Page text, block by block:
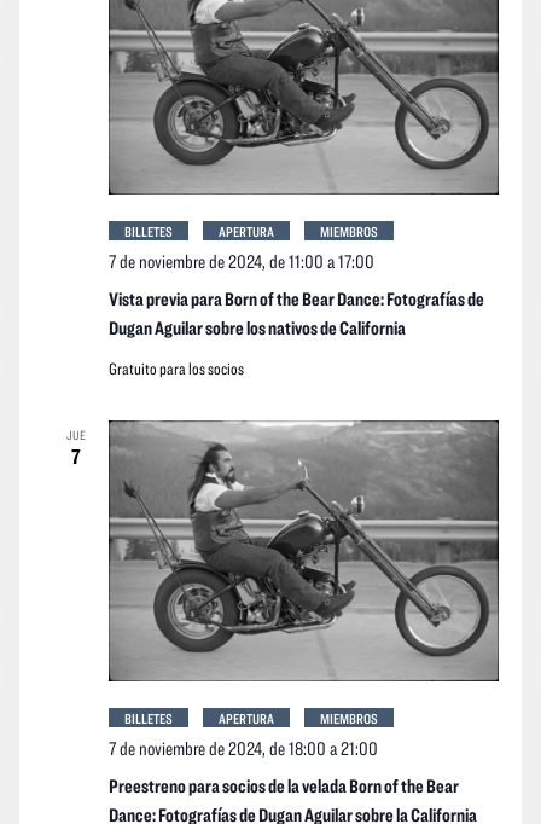
Vista previa para Born of the Bear Dance: Fotografías de
Dugan Aguilar sobre los nativos de California
7 de noviembre de 2024, de 11:00 a17:00
BILLETES APERTURA MIEMBROS
Gratuito para los socios
JUE
7
Preestreno para socios de la velada Born of the Bear
Dance: Fotografías de Dugan Aguilar sobre la California
7 de noviembre de 2024, de 18:00 a21:00
BILLETES APERTURA MIEMBROS